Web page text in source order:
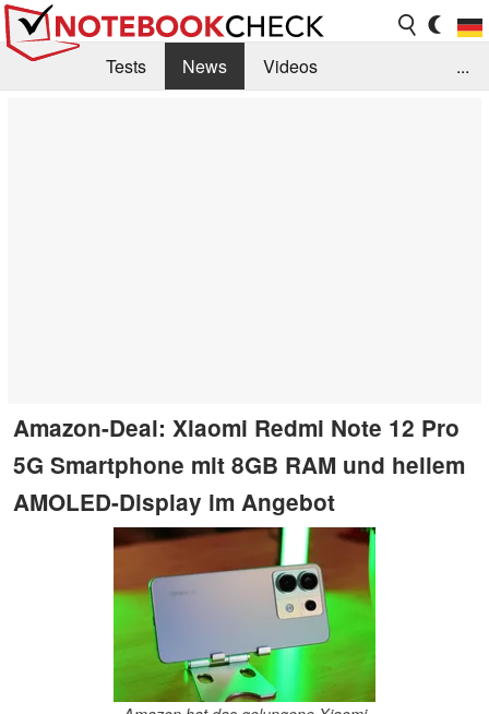
Tests News
Videos
...
Amazon-Deal: Xiaomi Redmi Note 12 Pro
5G Smartphone mit 8GB RAM und hellem
AMOLED-Display im Angebot